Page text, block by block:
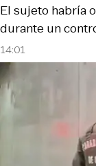
14:01
El sujeto habría
durante un